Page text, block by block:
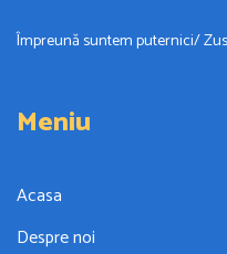
Împreună suntem puternici/
Meniu
Acasa
Despre noi